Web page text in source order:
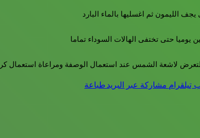
لاشعة الشمس عند استعمال الوصفة ومراعاة
تيلقرام مشاركة عبر البريد طباعة